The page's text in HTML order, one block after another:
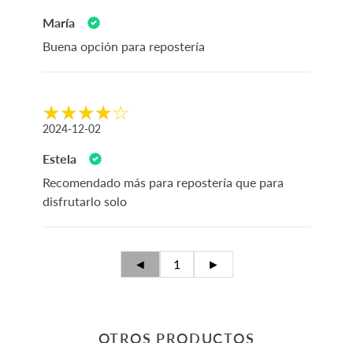
María
Buena opción para repostería
2024-12-02
Estela
Recomendado más para repostería que para
disfrutarlo solo
◄ 1 ►
OTROS PRODUCTOS